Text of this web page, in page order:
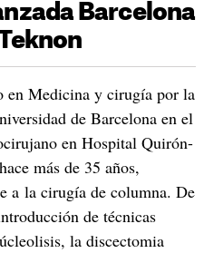
Barcelona
en Medicina y cirugía por la
de Barcelona en el
en Hospital Quirón-
más de 35 años,
a la cirugía de columna. De
de técnicas
la discectomia